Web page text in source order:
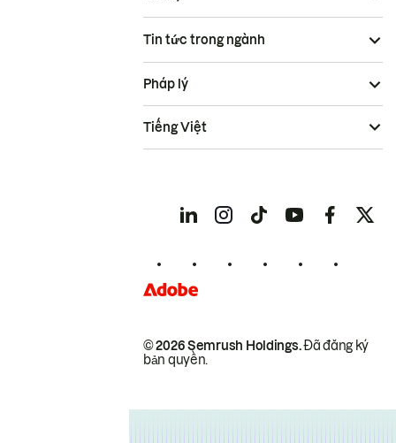
Tin tức trong ngành
© 2026 Semrush Holdings.Đã đăng ký
bản quyền.
Pháp lý
Tiếng Việt